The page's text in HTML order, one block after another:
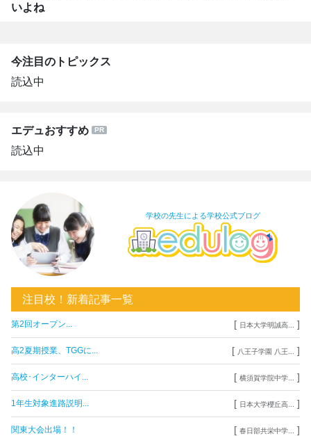
いよね
今注目のトピックス
読込中
エデュおすすめ
読込中
学校の先生による学校公式ブログ
注目校！新着記事一覧
第2回オープン... [ 日本大学明誠高... ]
高2夏期授業、TGGに... [ 八王子学園 八王... ]
高校･インターハイ... [ 横須賀学院中学... ]
1年生対象進路説明... [ 日本大学櫻丘高... ]
関東大会出場！！ [ 春日部共栄中学... ]